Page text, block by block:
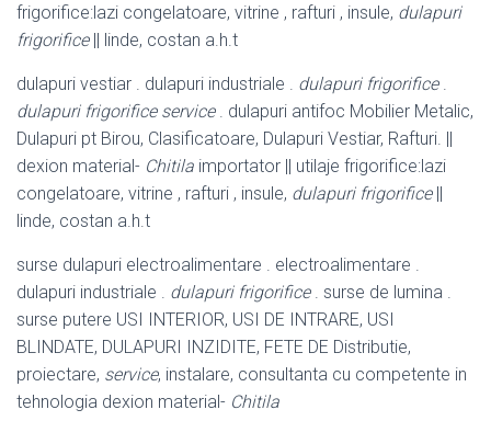
frigorifice:lazi congelatoare, vitrine , rafturi , insule, dulapuri
frigorifice|| linde, costan a.h.t
dulapuri vestiar . dulapuri industriale . dulapuri frigorifice.
dulapuri frigorifice service. dulapuri antifoc Mobilier Metalic,
Dulapuri pt Birou, Clasificatoare, Dulapuri Vestiar, Rafturi. ||
dexion material- Chitila importator || utilaje frigorifice:lazi
congelatoare, vitrine , rafturi , insule, dulapuri frigorifice||
linde, costan a.h.t
surse dulapuri electroalimentare . electroalimentare .
dulapuri industriale . dulapuri frigorifice. surse de lumina .
surse putere USI INTERIOR, USI DE INTRARE, USI
BLINDATE, DULAPURI INZIDITE, FETE DE Distributie,
proiectare, service, instalare, consultanta cu competente in
tehnologia dexion material- Chitila